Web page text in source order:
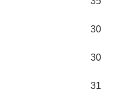
30
30
31